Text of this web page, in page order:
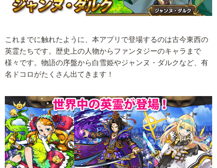
これまでに触れたように、本アプリで登場するのは古今東西の
英霊たちです。歴史上の人物からファンタジーのキャラまで
様々です。物語の序盤から白雪姫やジャンヌ・ダルクなど、有
名ドコロがたくさん出てきます！